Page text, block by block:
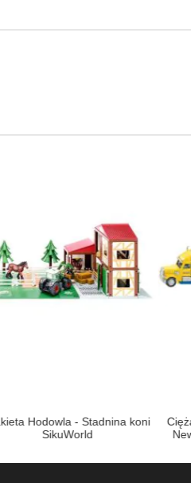
Stadnina koni
Ciężarówka z
New Holland na